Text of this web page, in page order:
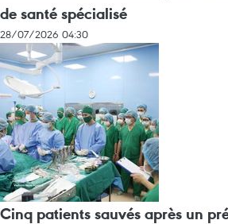
de santé spécialisé
28/07/2026 04:30
Cinq patients sauvés après un